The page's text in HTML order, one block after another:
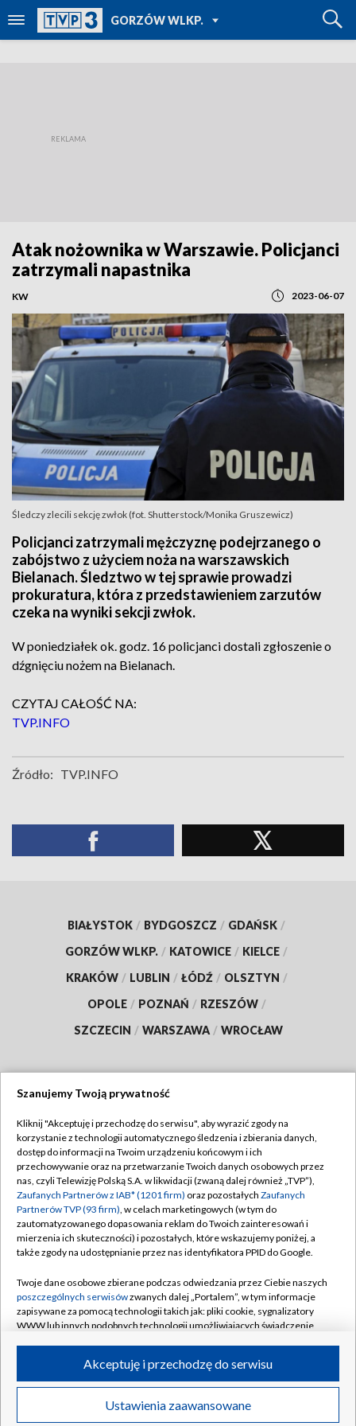
GORZÓW WLKP.
TVP REGIONY
Atak nożownika w Warszawie. Policjanci
zatrzymali napastnika
KW 2023-06-07
Śledczy zlecili sekcję zwłok (fot. Shutterstock/Monika Gruszewicz)
Policjanci zatrzymali mężczyznę podejrzanego o
zabójstwo z użyciem noża na warszawskich
Bielanach. Śledztwo w tej sprawie prowadzi
prokuratura, która z przedstawieniem zarzutów
czeka na wyniki sekcji zwłok.
W poniedziałek ok. godz. 16 policjanci dostali zgłoszenie o
dźgnięciu nożem na Bielanach.
CZYTAJ CAŁOŚĆ NA:
TVP.INFO
Źródło: TVP.INFO
BIAŁYSTOK / BYDGOSZCZ / GDAŃSK /
GORZÓW WLKP. / KATOWICE / KIELCE /
KRAKÓW / LUBLIN / ŁÓDŹ / OLSZTYN /
OPOLE / POZNAŃ / RZESZÓW /
SZCZECIN / WARSZAWA / WROCŁAW
TVP
Abonament TVP
Emisja w TVP
Centrum informacji TVP
Naziemna Telewizja Cyfrowa
Rada Programowa
System NOS
Informacje o nadawcy
Program dla prasy
Ogłoszenie przetargowe
Regulamin TVP
Polityka prywatności
Moje zgody
Pomoc
Kontakt
Kanały
©2026 Telewizja Polska S.A. w likwidacji
Szanujemy Twoją prywatność
Kliknij "Akceptuję i przechodzę do serwisu", aby wyrazić zgody na
korzystanie z technologii automatycznego śledzenia i zbierania danych,
dostęp do informacji na Twoim urządzeniu końcowym i ich
przechowywanie oraz na przetwarzanie Twoich danych osobowych przez
nas, czyli Telewizję Polską S.A. w likwidacji (zwaną dalej również „TVP”),
Zaufanych Partnerów z IAB* (1201 firm) oraz pozostałych Zaufanych
Partnerów TVP (93 firm), w celach marketingowych (w tym do
zautomatyzowanego dopasowania reklam do Twoich zainteresowań i
mierzenia ich skuteczności) i pozostałych, które wskazujemy poniżej, a
także zgody na udostępnianie przez nas identyfikatora PPID do Google.
Twoje dane osobowe zbierane podczas odwiedzania przez Ciebie naszych
poszczególnych serwisówzwanych dalej „Portalem”, w tym informacje
zapisywane za pomocą technologii takich jak: pliki cookie, sygnalizatory
WWW lub innych podobnych technologii umożliwiających świadczenie
ruchu w Internecie.
Twoje dane osobowe zbierane podczas odwiedzania przez Ciebie
poszczególnych serwisówna Portalu, takie jak adresy IP, identyfikatory
Ustawienia zaawansowane
Akceptuję i przechodzę do serwisu